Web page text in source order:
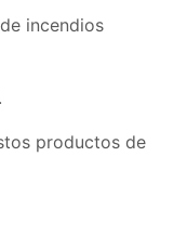
incendios
productos de